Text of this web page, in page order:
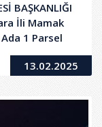
BAŞKANLIĞI
İli Mamak
1 Parsel
ve Gelişim
Yapım İşi
13.02.2025